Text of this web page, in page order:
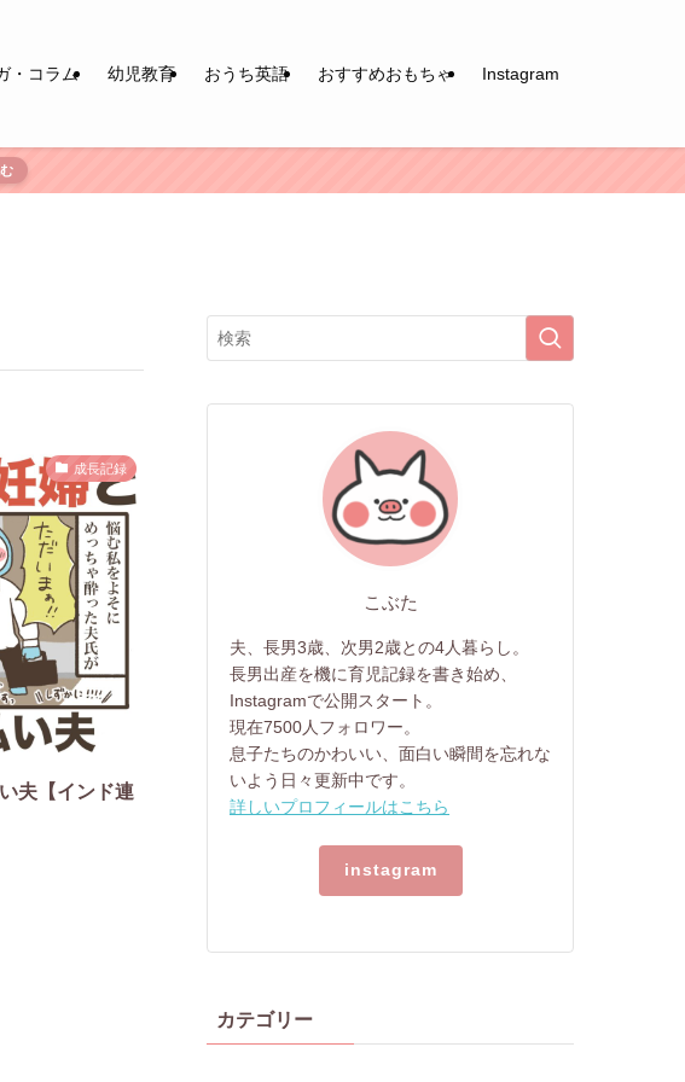
・コラム 幼児教育 おうち英語 おすすめおもちゃ Instagram
成長記録
夫【インド連
こぶた
夫、長男3歳、次男2歳との4人暮らし。
長男出産を機に育児記録を書き始め、
Instagramで公開スタート。
現在7500人フォロワー。
息子たちのかわいい、面白い瞬間を忘れな
いよう日々更新中です。
詳しいプロフィールはこちら
instagram
カテゴリー